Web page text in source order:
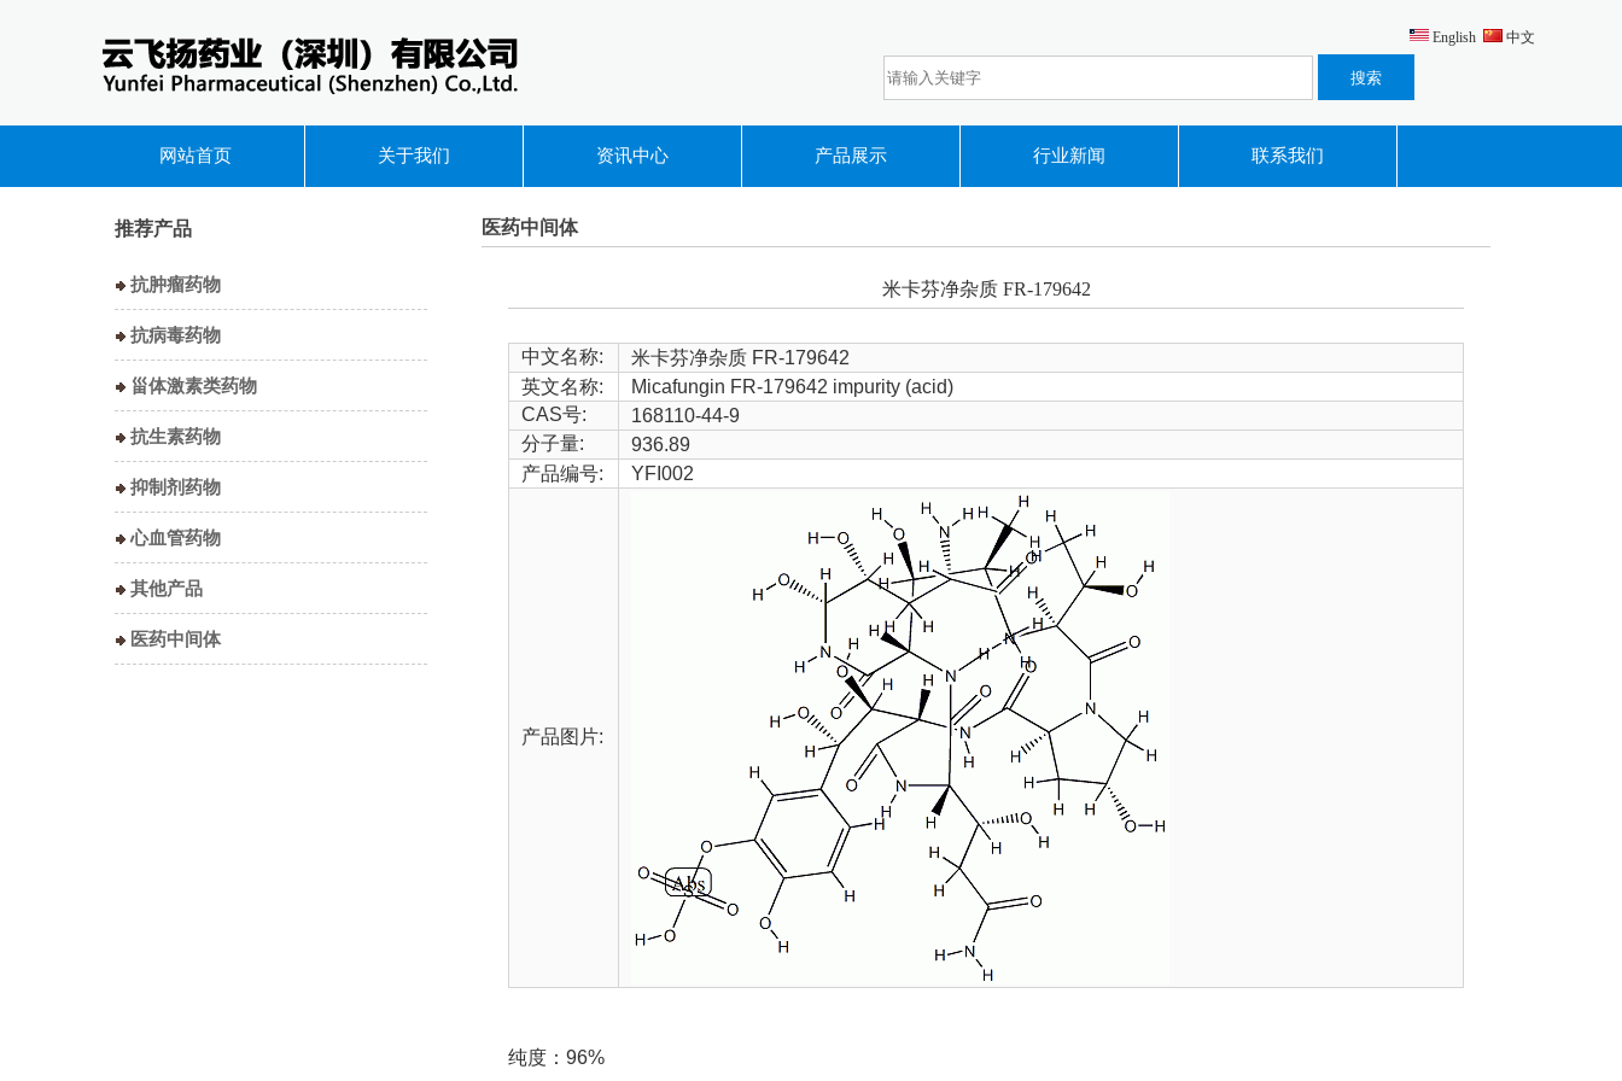
English 中文
网站首页 关于我们 资讯中心 产品展示 行业新闻 联系我们
推荐产品
抗肿瘤药物
抗病毒药物
甾体激素类药物
抗生素药物
抑制剂药物
心血管药物
其他产品
医药中间体
医药中间体
米卡芬净杂质 FR-179642
中文名称:
米卡芬净杂质 FR-179642
英文名称:
Micafungin FR-179642 impurity (acid)
CAS号:
168110-44-9
分子量:
936.89
产品编号:
YFI002
产品图片:
纯度：96%